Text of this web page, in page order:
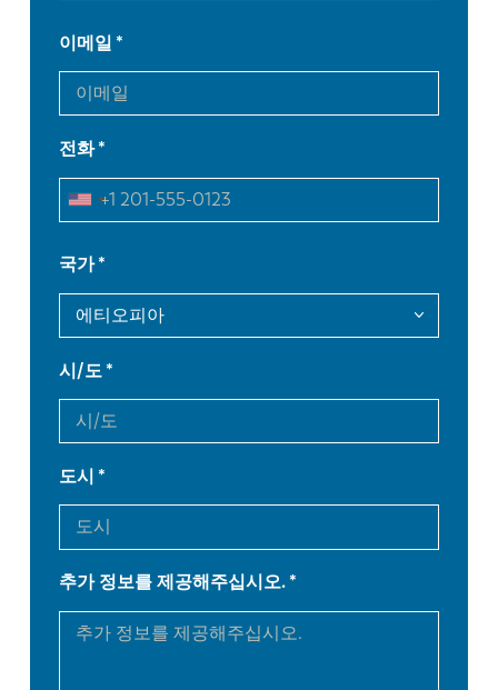
이메일
전화
국가
시/도
도시
추가 정보를 제공해주십시오.
EN
FR EN-US
DE IT
ES
PL SK
KO